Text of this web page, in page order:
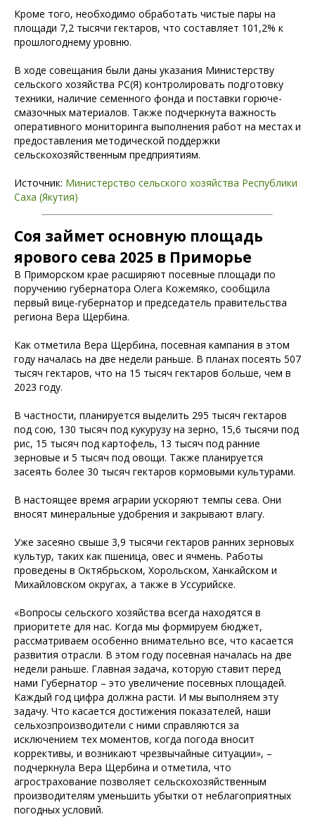
Кроме того, необходимо обработать чистые пары на
площади 7,2 тысячи гектаров, что составляет 101,2% к
прошлогоднему уровню.
В ходе совещания были даны указания Министерству
сельского хозяйства РС(Я) контролировать подготовку
техники, наличие семенного фонда и поставки горюче-
смазочных материалов. Также подчеркнута важность
оперативного мониторинга выполнения работ на местах и
предоставления методической поддержки
сельскохозяйственным предприятиям.
Источник: Министерство сельского хозяйства Республики
Саха (Якутия)
Соя займет основную площадь
ярового сева 2025 в Приморье
В Приморском крае расширяют посевные площади по
поручению губернатора Олега Кожемяко, сообщила
первый вице-губернатор и председатель правительства
региона Вера Щербина.
Как отметила Вера Щербина, посевная кампания в этом
году началась на две недели раньше. В планах посеять 507
тысяч гектаров, что на 15 тысяч гектаров больше, чем в
2023 году.
В частности, планируется выделить 295 тысяч гектаров
под сою, 130 тысяч под кукурузу на зерно, 15,6 тысячи под
рис, 15 тысяч под картофель, 13 тысяч под ранние
зерновые и 5 тысяч под овощи. Также планируется
засеять более 30 тысяч гектаров кормовыми культурами.
В настоящее время аграрии ускоряют темпы сева. Они
вносят минеральные удобрения и закрывают влагу.
Уже засеяно свыше 3,9 тысячи гектаров ранних зерновых
культур, таких как пшеница, овес и ячмень. Работы
проведены в Октябрьском, Хорольском, Ханкайском и
Михайловском округах, а также в Уссурийске.
«Вопросы сельского хозяйства всегда находятся в
приоритете для нас. Когда мы формируем бюджет,
рассматриваем особенно внимательно все, что касается
развития отрасли. В этом году посевная началась на две
недели раньше. Главная задача, которую ставит перед
нами Губернатор – это увеличение посевных площадей.
Каждый год цифра должна расти. И мы выполняем эту
задачу. Что касается достижения показателей, наши
сельхозпроизводители с ними справляются за
исключением тех моментов, когда погода вносит
коррективы, и возникают чрезвычайные ситуации», –
подчеркнула Вера Щербина и отметила, что
агрострахование позволяет сельскохозяйственным
производителям уменьшить убытки от неблагоприятных
погодных условий.